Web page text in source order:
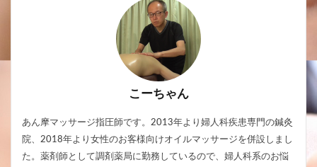
こーちゃん
あん摩マッサージ指圧師です。2013年より婦人科疾患専門の鍼灸
院、2018年より女性のお客様向けオイルマッサージを併設しまし
た。薬剤師として調剤薬局に勤務しているので、婦人科系のお悩